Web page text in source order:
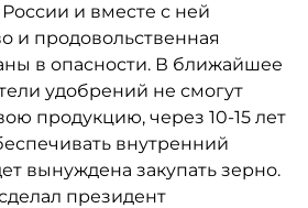
и вместе с ней
и продовольственная
в опасности. В ближайшее
удобрений не смогут
продукцию, через 10-15 лет
внутренний
вынуждена закупать зерно.
президент